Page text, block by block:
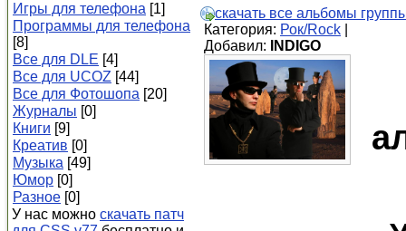
Игры для телефона [1]
Программы для телефона
[8]
Все для DLE [4]
Все для UCOZ [44]
Все для Фотошопа [20]
Журналы [0]
Книги [9]
Креатив [0]
Музыка [49]
Юмор [0]
Разное [0]
У нас можно скачать патч
скачать все альбомы
Категория: Рок/Rock
Добавил:
INDIGO